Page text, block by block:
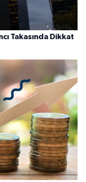
Takasında Dikkat